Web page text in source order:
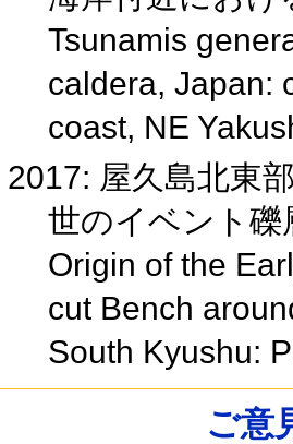
Tsunamis
caldera, Japan:
coast, NE
2017: 屋久島北東
世のイベント
Origin of the
cut Bench
South Kyushu:
ご意